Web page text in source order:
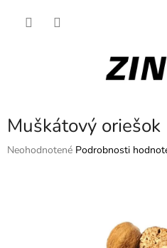
Muškátový
Priemerné
Neohodnotené Podrobnosti